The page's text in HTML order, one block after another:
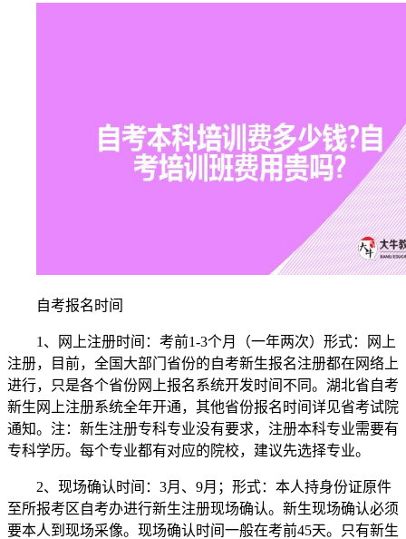
自考报名时间
1、网上注册时间：考前1-3个月（一年两次）形式：网上
注册，目前，全国大部门省份的自考新生报名注册都在网络上
进行，只是各个省份网上报名系统开发时间不同。湖北省自考
新生网上注册系统全年开通，其他省份报名时间详见省考试院
通知。注：新生注册专科专业没有要求，注册本科专业需要有
专科学历。每个专业都有对应的院校，建议先选择专业。
2、现场确认时间：3月、9月；形式：本人持身份证原件
至所报考区自考办进行新生注册现场确认。新生现场确认必须
要本人到现场采像。现场确认时间一般在考前45天。只有新生